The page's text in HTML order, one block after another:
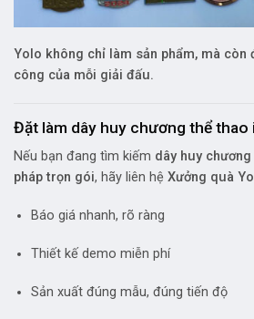
Yolo không chỉ làm sản phẩm, mà còn
công của mỗi giải đấu.
Đặt làm dây huy chương thể thao
Nếu bạn đang tìm kiếm dây huy
pháp trọn gói, hãy liên hệ Xưởng quà
Báo giá nhanh, rõ ràng
Thiết kế demo miễn phí
Sản xuất đúng mẫu, đúng tiến độ